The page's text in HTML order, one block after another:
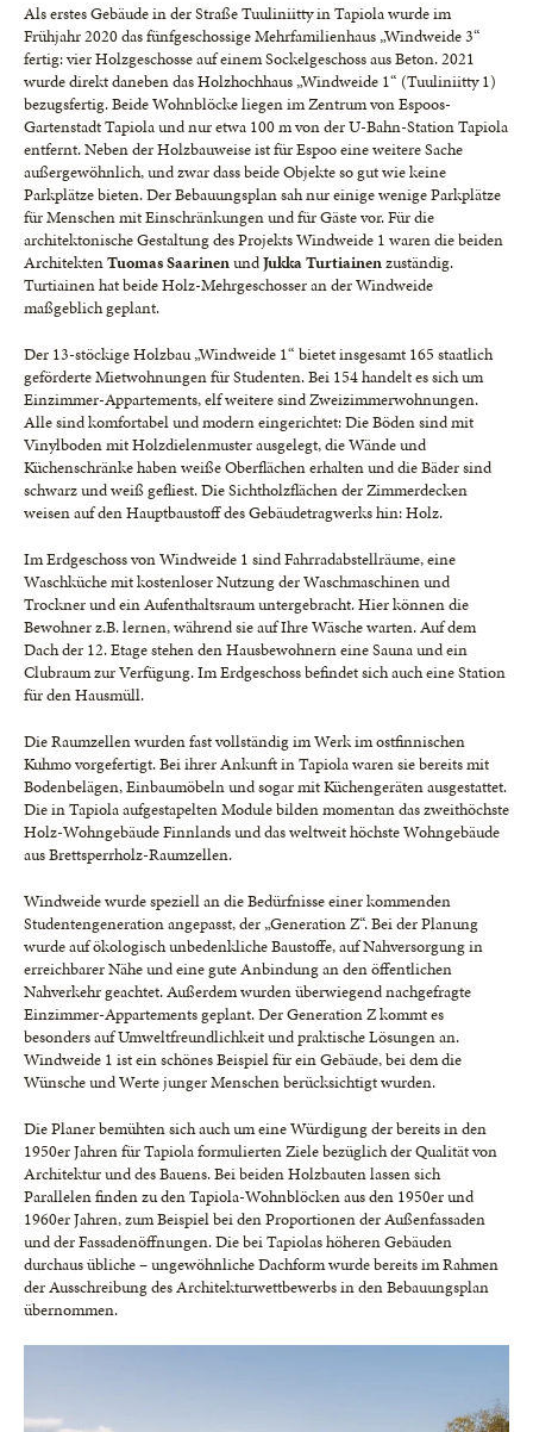
Als erstes Gebäude in der Straße Tuuliniitty in Tapiola wurde im
Frühjahr 2020 das fünfgeschossige Mehrfamilienhaus „Windweide 3“
fertig: vier Holzgeschosse auf einem Sockelgeschoss aus Beton. 2021
wurde direkt daneben das Holzhochhaus „Windweide 1“ (Tuuliniitty 1)
bezugsfertig. Beide Wohnblöcke liegen im Zentrum von Espoos-
Gartenstadt Tapiola und nur etwa 100 m von der U-Bahn-Station Tapiola
entfernt. Neben der Holzbauweise ist für Espoo eine weitere Sache
außergewöhnlich, und zwar dass beide Objekte so gut wie keine
Parkplätze bieten. Der Bebauungsplan sah nur einige wenige Parkplätze
für Menschen mit Einschränkungen und für Gäste vor. Für die
architektonische Gestaltung des Projekts Windweide 1 waren die beiden
ArchitektenTuomas SaarinenundJukka Turtiainenzuständig.
Turtiainen hat beide Holz-Mehrgeschosser an der Windweide
maßgeblich geplant.
Der 13-stöckige Holzbau „Windweide 1“ bietet insgesamt 165 staatlich
geförderte Mietwohnungen für Studenten. Bei 154 handelt es sich um
Einzimmer-Appartements, elf weitere sind Zweizimmerwohnungen.
Alle sind komfortabel und modern eingerichtet: Die Böden sind mit
Vinylboden mit Holzdielenmuster ausgelegt, die Wände und
Küchenschränke haben weiße Oberflächen erhalten und die Bäder sind
schwarz und weiß gefliest. Die Sichtholzflächen der Zimmerdecken
weisen auf den Hauptbaustoff des Gebäudetragwerks hin: Holz.
Im Erdgeschoss von Windweide 1 sind Fahrradabstellräume, eine
Waschküche mit kostenloser Nutzung der Waschmaschinen und
Trockner und ein Aufenthaltsraum untergebracht. Hier können die
Bewohner z.B. lernen, während sie auf Ihre Wäsche warten. Auf dem
Dach der 12. Etage stehen den Hausbewohnern eine Sauna und ein
Clubraum zur Verfügung. Im Erdgeschoss befindet sich auch eine Station
für den Hausmüll.
Die Raumzellen wurden fast vollständig im Werk im ostfinnischen
Kuhmo vorgefertigt. Bei ihrer Ankunft in Tapiola waren sie bereits mit
Bodenbelägen, Einbaumöbeln und sogar mit Küchengeräten ausgestattet.
Die in Tapiola aufgestapelten Module bilden momentan das zweithöchste
Holz-Wohngebäude Finnlands und das weltweit höchste Wohngebäude
aus Brettsperrholz-Raumzellen.
Windweide wurde speziell an die Bedürfnisse einer kommenden
Studentengeneration angepasst, der „Generation Z“. Bei der Planung
wurde auf ökologisch unbedenkliche Baustoffe, auf Nahversorgung in
erreichbarer Nähe und eine gute Anbindung an den öffentlichen
Nahverkehr geachtet. Außerdem wurden überwiegend nachgefragte
Einzimmer-Appartements geplant. Der Generation Z kommt es
besonders auf Umweltfreundlichkeit und praktische Lösungen an.
Windweide 1 ist ein schönes Beispiel für ein Gebäude, bei dem die
Wünsche und Werte junger Menschen berücksichtigt wurden.
Die Planer bemühten sich auch um eine Würdigung der bereits in den
1950er Jahren für Tapiola formulierten Ziele bezüglich der Qualität von
Architektur und des Bauens. Bei beiden Holzbauten lassen sich
Parallelen finden zu den Tapiola-Wohnblöcken aus den 1950er und
1960er Jahren, zum Beispiel bei den Proportionen der Außenfassaden
und der Fassadenöffnungen. Die bei Tapiolas höheren Gebäuden
durchaus übliche – ungewöhnliche Dachform wurde bereits im Rahmen
der Ausschreibung des Architekturwettbewerbs in den Bebauungsplan
übernommen.